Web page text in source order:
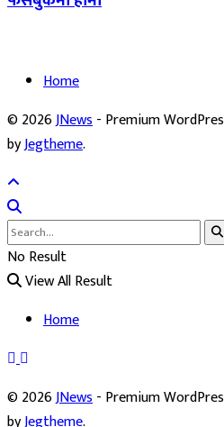
Home
© 2026JNews- Premium
byJegtheme.
No Result
View All Result
Home
© 2026JNews- Premium